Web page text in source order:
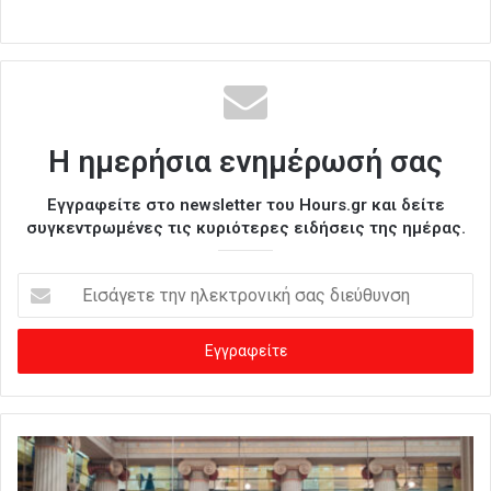
Η ημερήσια ενημέρωσή σας
Εγγραφείτε στο newsletter του Hours.gr και δείτε
συγκεντρωμένες τις κυριότερες ειδήσεις της ημέρας.
σ
γ
ε
ε
τ